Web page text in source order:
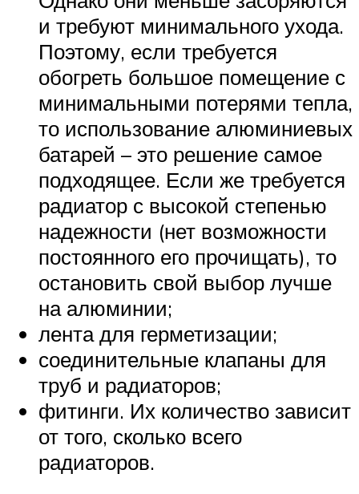
и требуют минимального ухода.
Поэтому, если требуется
обогреть большое помещение с
минимальными потерями тепла,
то использование алюминиевых
батарей – это решение самое
подходящее. Если же требуется
радиатор с высокой степенью
надежности (нет возможности
постоянного его прочищать), то
остановить свой выбор лучше
на алюминии;
лента для герметизации;
соединительные клапаны для
труб и радиаторов;
фитинги. Их количество зависит
от того, сколько всего
радиаторов.